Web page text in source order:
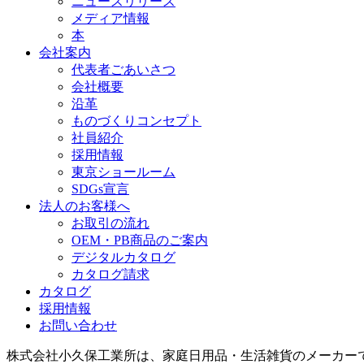
メディア情報
本
会社案内
代表者ごあいさつ
会社概要
沿革
ものづくりコンセプト
社員紹介
採用情報
東京ショールーム
SDGs宣言
法人のお客様へ
お取引の流れ
OEM・PB商品のご案内
デジタルカタログ
カタログ請求
カタログ
採用情報
お問い合わせ
株式会社小久保工業所は、家庭日用品・生活雑貨のメーカー